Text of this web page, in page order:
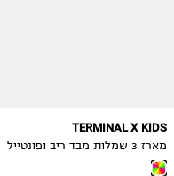
TERMINAL X KIDS
מארז 3 שמלות מבד ריב ופונטייל